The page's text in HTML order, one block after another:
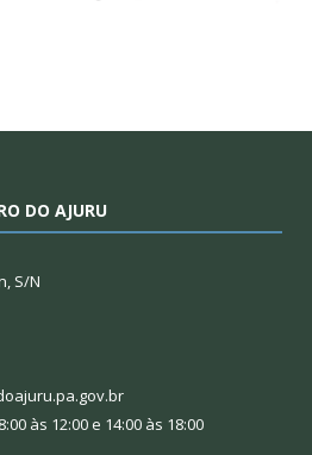
DO AJURU
S/N
às 12:00 e 14:00 às 18:00